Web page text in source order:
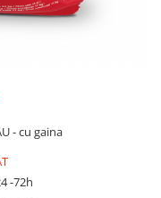
- cu gaina
-72h